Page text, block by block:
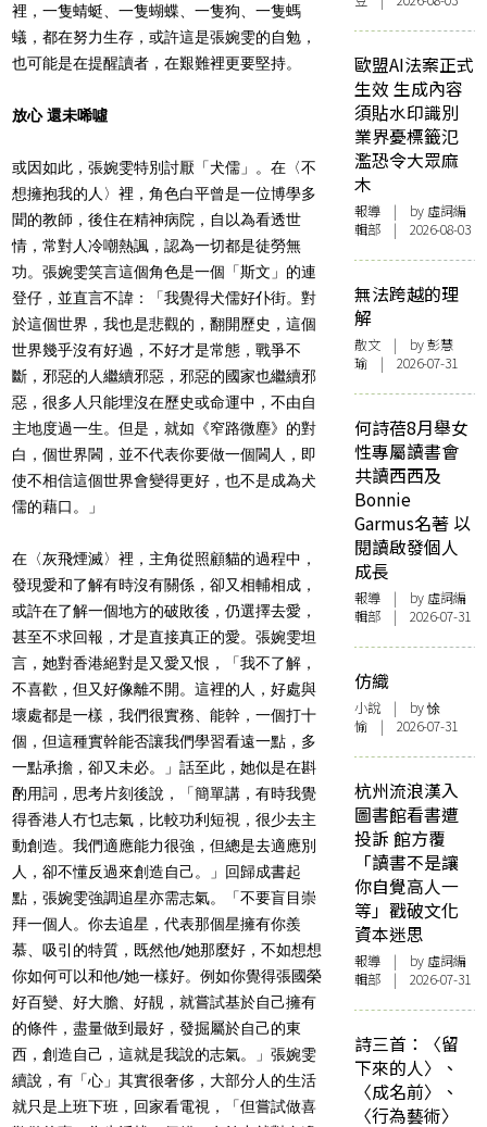
裡，一隻蜻蜓、一隻蝴蝶、一隻狗、一隻螞
蟻，都在努力生存，或許這是張婉雯的自勉，
也可能是在提醒讀者，在艱難裡更要堅持。
放心 還未唏噓
或因如此，張婉雯特別討厭「犬儒」。在〈不
想擁抱我的人〉裡，角色白平曾是一位博學多
聞的教師，後住在精神病院，自以為看透世
情，常對人冷嘲熱諷，認為一切都是徒勞無
功。張婉雯笑言這個角色是一個「斯文」的連
登仔，並直言不諱：「我覺得犬儒好仆街。對
於這個世界，我也是悲觀的，翻開歷史，這個
世界幾乎沒有好過，不好才是常態，戰爭不
斷，邪惡的人繼續邪惡，邪惡的國家也繼續邪
惡，很多人只能埋沒在歷史或命運中，不由自
主地度過一生。但是，就如《窄路微塵》的對
白，個世界閪，並不代表你要做一個閪人，即
使不相信這個世界會變得更好，也不是成為犬
儒的藉口。」
在〈灰飛煙滅〉裡，主角從照顧貓的過程中，
發現愛和了解有時沒有關係，卻又相輔相成，
或許在了解一個地方的破敗後，仍選擇去愛，
甚至不求回報，才是直接真正的愛。張婉雯坦
言，她對香港絕對是又愛又恨，「我不了解，
不喜歡，但又好像離不開。這裡的人，好處與
壞處都是一樣，我們很實務、能幹，一個打十
個，但這種實幹能否讓我們學習看遠一點，多
一點承擔，卻又未必。」話至此，她似是在斟
酌用詞，思考片刻後說，「簡單講，有時我覺
得香港人冇乜志氣，比較功利短視，很少去主
動創造。我們適應能力很強，但總是去適應別
人，卻不懂反過來創造自己。」回歸成書起
點，張婉雯強調追星亦需志氣。「不要盲目崇
拜一個人。你去追星，代表那個星擁有你羨
慕、吸引的特質，既然他/她那麼好，不如想想
你如何可以和他/她一樣好。例如你覺得張國榮
好百變、好大膽、好靚，就嘗試基於自己擁有
的條件，盡量做到最好，發掘屬於自己的東
西，創造自己，這就是我說的志氣。」張婉雯
續說，有「心」其實很奢侈，大部分人的生活
就只是上班下班，回家看電視，「但嘗試做喜
歐盟AI法案正式
生效 生成內容
須貼水印識別
業界憂標籤氾
濫恐令大眾麻
木
報導 | by 虛詞編
輯部 | 2026-08-03
無法跨越的理
解
散文 | by 彭慧
瑜 | 2026-07-31
何詩蓓8月舉女
性專屬讀書會
共讀西西及
Bonnie
Garmus名著 以
閱讀啟發個人
成長
報導 | by 虛詞編
輯部 | 2026-07-31
仿織
小說 | by 悇
愉 | 2026-07-31
杭州流浪漢入
圖書館看書遭
投訴 館方覆
「讀書不是讓
你自覺高人一
等」戳破文化
資本迷思
報導 | by 虛詞編
輯部 | 2026-07-31
詩三首：〈留
下來的人〉、
〈成名前〉、
〈行為藝術〉